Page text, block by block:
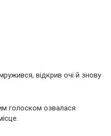
відкрив очі й знову
голоском озвалася